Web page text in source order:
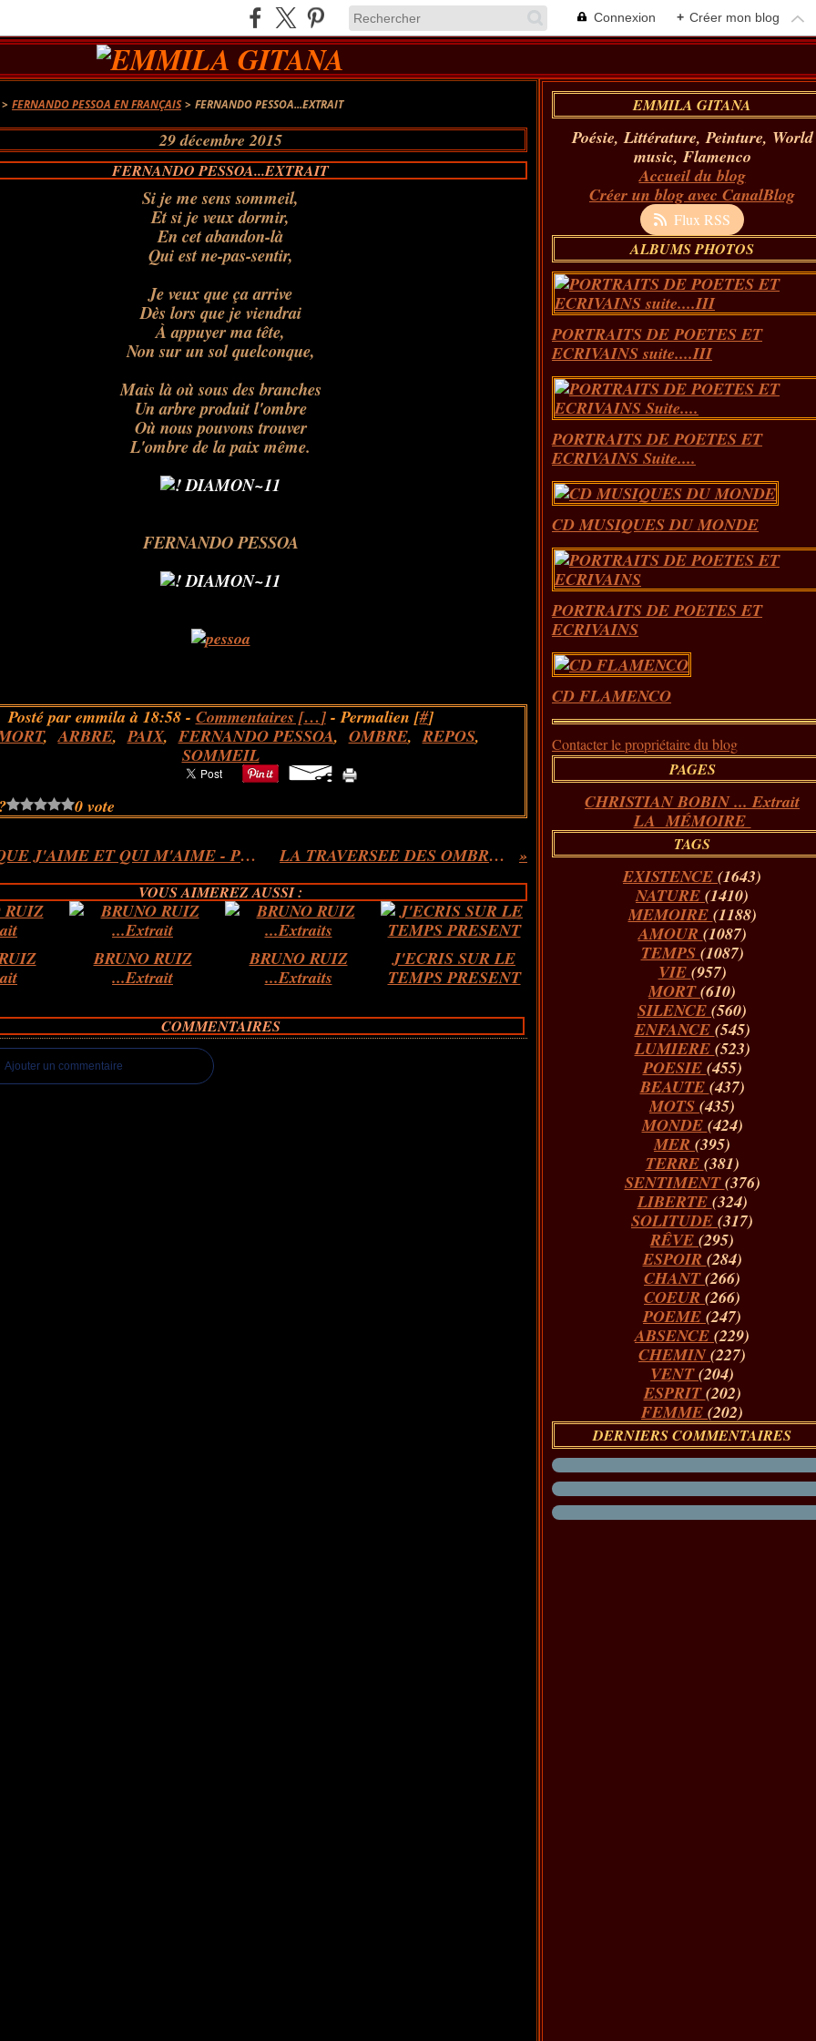
Connexion + Créer mon blog
> FERNANDO PESSOA EN FRANÇAIS > FERNANDO PESSOA...EXTRAIT
29 décembre 2015
FERNANDO PESSOA...EXTRAIT
Si je me sens sommeil,
Et si je veux dormir,
En cet abandon-là
Qui est ne-pas-sentir,
Je veux que ça arrive
Dès lors que je viendrai
À appuyer ma tête,
Non sur un sol quelconque,
Mais là où sous des branches
Un arbre produit l'ombre
Où nous pouvons trouver
L'ombre de la paix même.
FERNANDO PESSOA
Posté par emmila à 18:58 - Commentaires […]- Permalien [#]
,ARBRE,PAIX, FERNANDO PESSOA, OMBRE,REPOS,
SOMMEIL
0 vote
A CEUX QUE J'AIME ET QUI M'AIME - POUR AGNES... LA TRAVERSEE DES OMBRES...Extrait
VOUS AIMEREZ AUSSI :
BRUNO RUIZ
...Extrait
BRUNO RUIZ
...Extraits
J'ECRIS SUR LE
TEMPS PRESENT
COMMENTAIRES
Ajouter un commentaire
EMMILA GITANA
Poésie, Littérature, Peinture, World
music, Flamenco
Accueil du blog
Créer un blog avec CanalBlog
Flux RSS
ALBUMS PHOTOS
PORTRAITS DE POETES ET
ECRIVAINS suite....III
PORTRAITS DE POETES ET
ECRIVAINS Suite....
CD MUSIQUES DU MONDE
PORTRAITS DE POETES ET
ECRIVAINS
CD FLAMENCO
Contacter le propriétaire du blog
PAGES
CHRISTIAN BOBIN ... Extrait
LA MÉMOIRE
TAGS
EXISTENCE (1643)
NATURE (1410)
MEMOIRE (1188)
AMOUR (1087)
TEMPS (1087)
VIE (957)
MORT(610)
SILENCE (560)
ENFANCE (545)
LUMIERE (523)
POESIE (455)
BEAUTE (437)
MOTS (435)
MONDE (424)
MER (395)
TERRE (381)
SENTIMENT(376)
LIBERTE (324)
SOLITUDE (317)
RÊVE (295)
ESPOIR (284)
CHANT(266)
COEUR (266)
POEME (247)
ABSENCE (229)
CHEMIN(227)
VENT(204)
ESPRIT(202)
FEMME (202)
DERNIERS COMMENTAIRES